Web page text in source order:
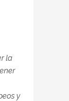
la
y